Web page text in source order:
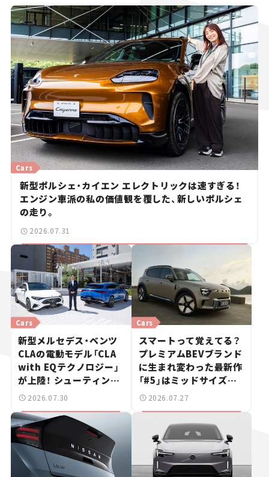
Cars
新型ポルシェ・カイエン エレクトリックは速すぎる！
エンジン車派の私の価値観を覆した、新しいポルシェ
の走り。
2026.07.31
Cars
新型メルセデス・ベンツ
CLAの電動モデル「CLA
with EQテクノロジー」
が上陸！ シューティング
ブレークも発売【新車ニ
2026.07.30
Cars
スマートって覚えてる？
プレミアムBEVブランド
に生まれ変わった最新作
「#5」はミッドサイズ
SUV！【日本未発売のク
2026.07.27